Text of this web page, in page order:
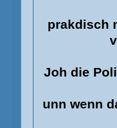
prakdisch
Joh die
unn wenn